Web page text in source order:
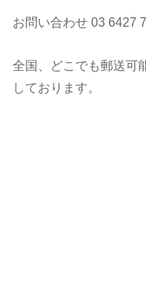
お問い合わせ 03 6427
全国、どこでも郵送可
しております。